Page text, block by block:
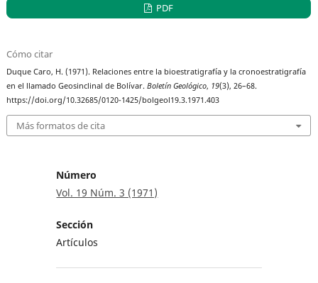
PDF
Cómo citar
Duque Caro, H. (1971). Relaciones entre la bioestratigrafía y la cronoestratigrafía
en el llamado Geosinclinal de Bolívar.Boletín Geológico, 19(3), 26–68.
https://doi.org/10.32685/0120-1425/bolgeol19.3.1971.403
Más formatos de cita
Número
Vol. 19 Núm. 3 (1971)
Sección
Artículos